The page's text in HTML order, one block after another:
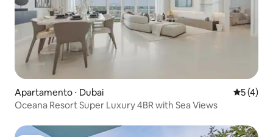
Apartamento ⋅ Dubai 5 de
5 (4)
Oceana Resort Super Luxury 4BR with Sea Views